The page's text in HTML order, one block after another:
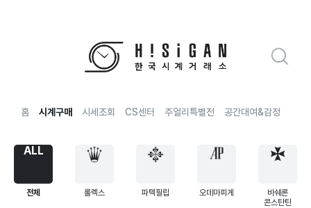
홈 시계구매 시세조회 CS센터 주얼리특별전 공간대여&감정
ALL
전체 롤렉스 파텍필립 오데마피게
바쉐론
콘스탄틴